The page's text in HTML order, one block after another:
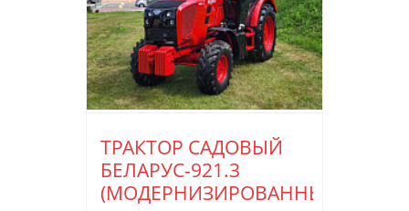
ТРАКТОР САДОВЫЙ
БЕЛАРУС-921.3
(МОДЕРНИЗИРОВАННЫЙ)